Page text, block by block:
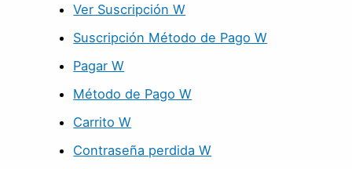
Ver Suscripción W
Suscripción Método de Pago W
Pagar W
Método de Pago W
Carrito W
Contraseña perdida W